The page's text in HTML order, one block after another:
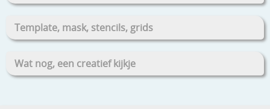
Template, mask, stencils, grids
Wat nog, een creatief kijkje